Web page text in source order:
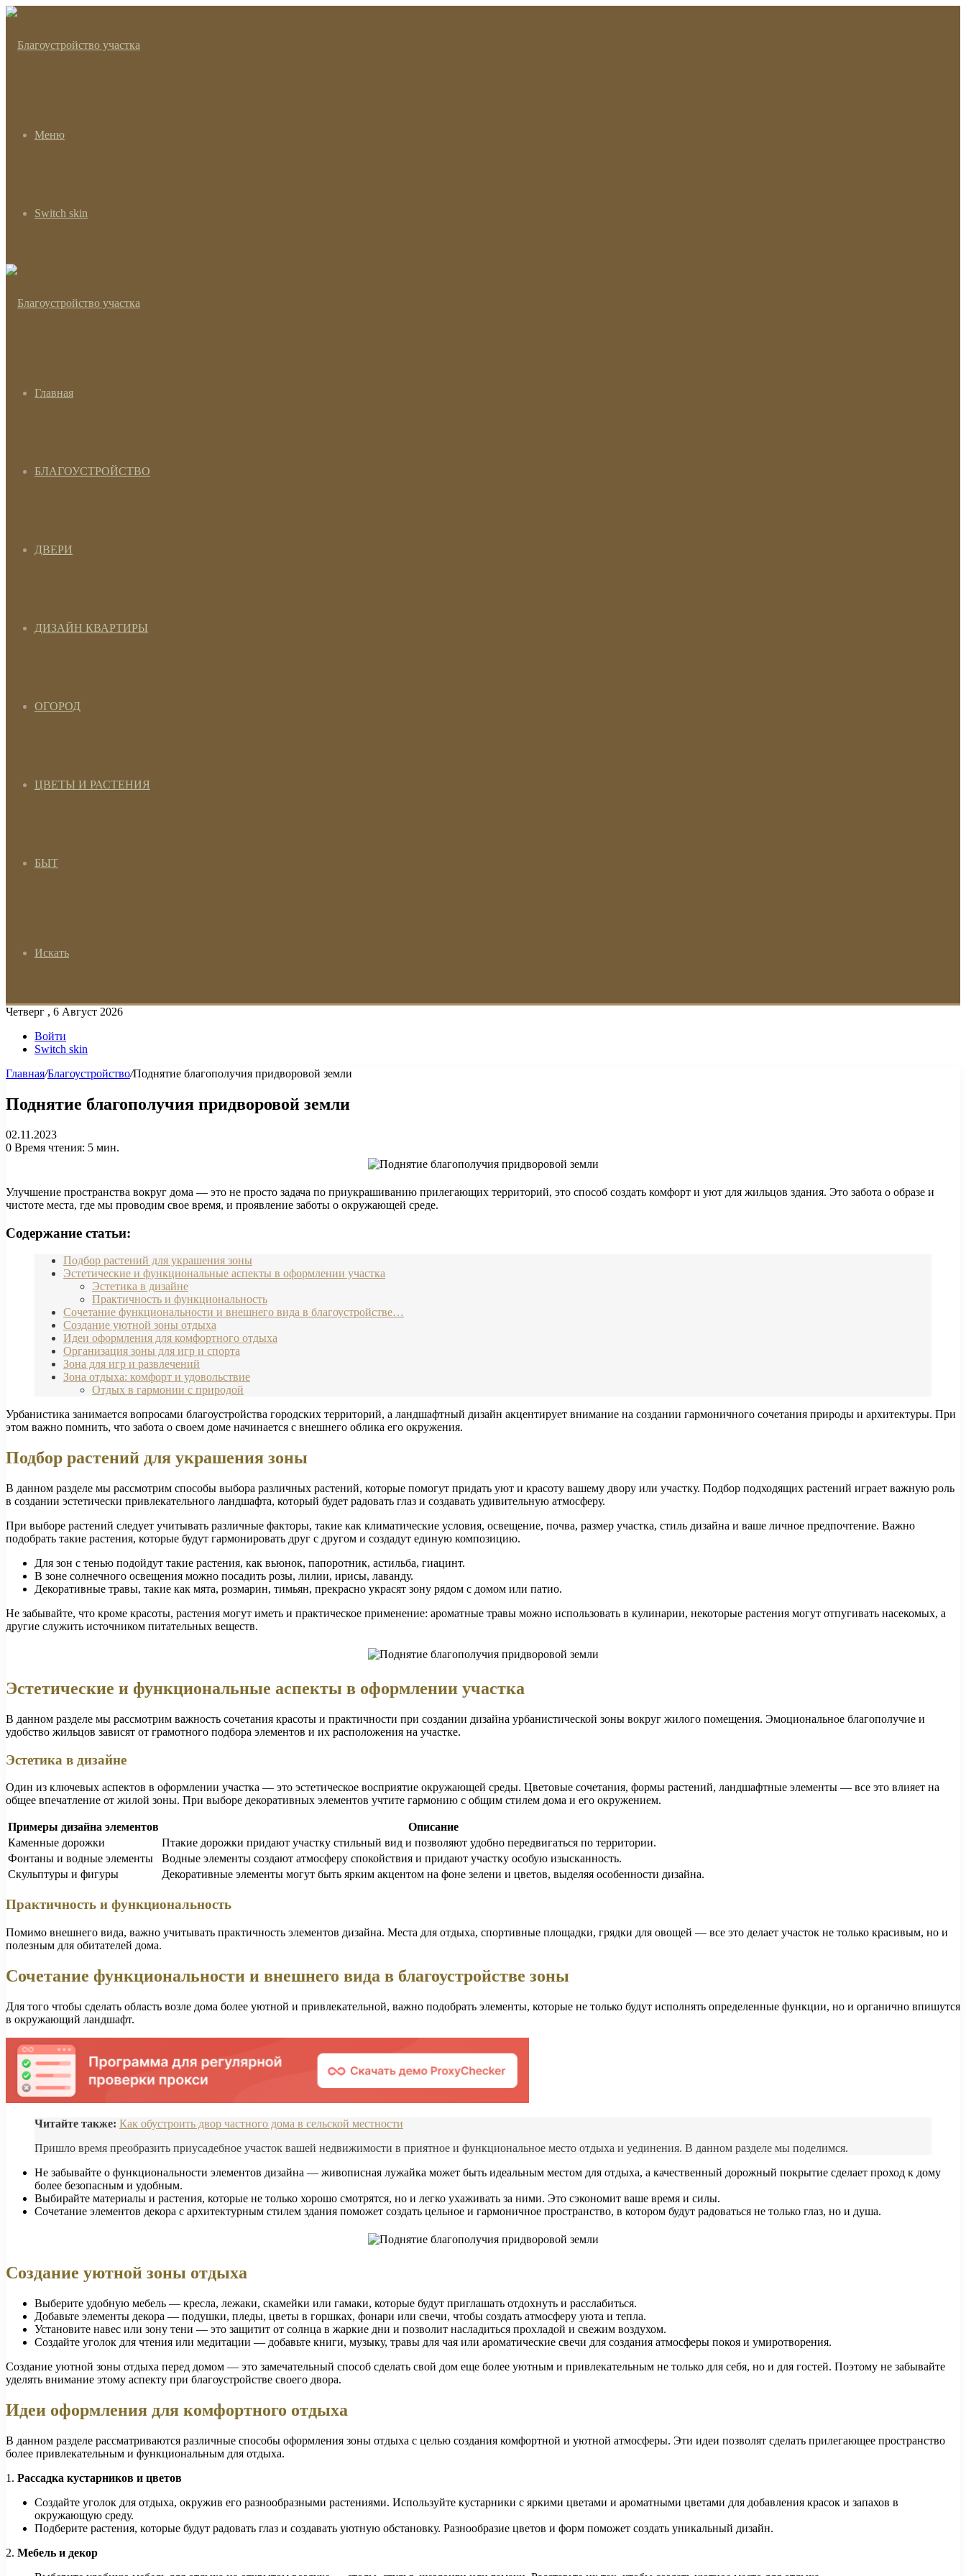
Меню
Switch skin
Главная
БЛАГОУСТРОЙСТВО
ДВЕРИ
ДИЗАЙН КВАРТИРЫ
ОГОРОД
ЦВЕТЫ И РАСТЕНИЯ
БЫТ
Искать
Четверг , 6 Август 2026
Войти
Switch skin
Главная/Благоустройство/Поднятие благополучия придворовой земли
Поднятие благополучия придворовой земли
02.11.2023
0 Время чтения: 5 мин.
Улучшение пространства вокруг дома — это не просто задача по приукрашиванию прилегающих территорий, это способ создать комфорт и уют для жильцов здания. Это забота о образе и
чистоте места, где мы проводим свое время, и проявление заботы о окружающей среде.
Содержание статьи:
Подбор растений для украшения зоны
Эстетические и функциональные аспекты в оформлении участка
Эстетика в дизайне
Практичность и функциональность
Сочетание функциональности и внешнего вида в благоустройстве…
Создание уютной зоны отдыха
Идеи оформления для комфортного отдыха
Организация зоны для игр и спорта
Зона для игр и развлечений
Зона отдыха: комфорт и удовольствие
Отдых в гармонии с природой
Урбанистика занимается вопросами благоустройства городских территорий, а ландшафтный дизайн акцентирует внимание на создании гармоничного сочетания природы и архитектуры. При
этом важно помнить, что забота о своем доме начинается с внешнего облика его окружения.
Подбор растений для украшения зоны
В данном разделе мы рассмотрим способы выбора различных растений, которые помогут придать уют и красоту вашему двору или участку. Подбор подходящих растений играет важную роль
в создании эстетически привлекательного ландшафта, который будет радовать глаз и создавать удивительную атмосферу.
При выборе растений следует учитывать различные факторы, такие как климатические условия, освещение, почва, размер участка, стиль дизайна и ваше личное предпочтение. Важно
подобрать такие растения, которые будут гармонировать друг с другом и создадут единую композицию.
Для зон с тенью подойдут такие растения, как вьюнок, папоротник, астильба, гиацинт.
В зоне солнечного освещения можно посадить розы, лилии, ирисы, лаванду.
Декоративные травы, такие как мята, розмарин, тимьян, прекрасно украсят зону рядом с домом или патио.
Не забывайте, что кроме красоты, растения могут иметь и практическое применение: ароматные травы можно использовать в кулинарии, некоторые растения могут отпугивать насекомых, а
другие служить источником питательных веществ.
Эстетические и функциональные аспекты в оформлении участка
В данном разделе мы рассмотрим важность сочетания красоты и практичности при создании дизайна урбанистической зоны вокруг жилого помещения. Эмоциональное благополучие и
удобство жильцов зависят от грамотного подбора элементов и их расположения на участке.
Эстетика в дизайне
Один из ключевых аспектов в оформлении участка — это эстетическое восприятие окружающей среды. Цветовые сочетания, формы растений, ландшафтные элементы — все это влияет на
общее впечатление от жилой зоны. При выборе декоративных элементов учтите гармонию с общим стилем дома и его окружением.
Примеры дизайна элементов
Описание
Каменные дорожки
Птакие дорожки придают участку стильный вид и позволяют удобно передвигаться по территории.
Фонтаны и водные элементы
Водные элементы создают атмосферу спокойствия и придают участку особую изысканность.
Скульптуры и фигуры
Декоративные элементы могут быть ярким акцентом на фоне зелени и цветов, выделяя особенности дизайна.
Практичность и функциональность
Помимо внешнего вида, важно учитывать практичность элементов дизайна. Места для отдыха, спортивные площадки, грядки для овощей — все это делает участок не только красивым, но и
полезным для обитателей дома.
Сочетание функциональности и внешнего вида в благоустройстве зоны
Для того чтобы сделать область возле дома более уютной и привлекательной, важно подобрать элементы, которые не только будут исполнять определенные функции, но и органично впишутся
в окружающий ландшафт.
Читайте также: Как обустроить двор частного дома в сельской местности
Пришло время преобразить приусадебное участок вашей недвижимости в приятное и функциональное место отдыха и уединения. В данном разделе мы поделимся.
Не забывайте о функциональности элементов дизайна — живописная лужайка может быть идеальным местом для отдыха, а качественный дорожный покрытие сделает проход к дому
более безопасным и удобным.
Выбирайте материалы и растения, которые не только хорошо смотрятся, но и легко ухаживать за ними. Это сэкономит ваше время и силы.
Сочетание элементов декора с архитектурным стилем здания поможет создать цельное и гармоничное пространство, в котором будут радоваться не только глаз, но и душа.
Создание уютной зоны отдыха
Выберите удобную мебель — кресла, лежаки, скамейки или гамаки, которые будут приглашать отдохнуть и расслабиться.
Добавьте элементы декора — подушки, пледы, цветы в горшках, фонари или свечи, чтобы создать атмосферу уюта и тепла.
Установите навес или зону тени — это защитит от солнца в жаркие дни и позволит насладиться прохладой и свежим воздухом.
Создайте уголок для чтения или медитации — добавьте книги, музыку, травы для чая или ароматические свечи для создания атмосферы покоя и умиротворения.
Создание уютной зоны отдыха перед домом — это замечательный способ сделать свой дом еще более уютным и привлекательным не только для себя, но и для гостей. Поэтому не забывайте
уделять внимание этому аспекту при благоустройстве своего двора.
Идеи оформления для комфортного отдыха
В данном разделе рассматриваются различные способы оформления зоны отдыха с целью создания комфортной и уютной атмосферы. Эти идеи позволят сделать прилегающее пространство
более привлекательным и функциональным для отдыха.
1. Рассадка кустарников и цветов
Создайте уголок для отдыха, окружив его разнообразными растениями. Используйте кустарники с яркими цветами и ароматными цветами для добавления красок и запахов в
окружающую среду.
Подберите растения, которые будут радовать глаз и создавать уютную обстановку. Разнообразие цветов и форм поможет создать уникальный дизайн.
2. Мебель и декор